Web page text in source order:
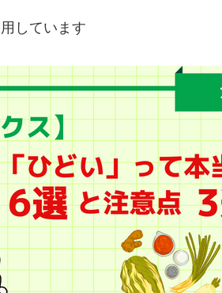
しています